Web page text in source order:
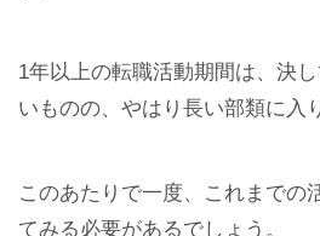
1年以上の転職活動期間は、決
いものの、やはり長い部類に入
このあたりで一度、これまでの
てみる必要があるでしょう。